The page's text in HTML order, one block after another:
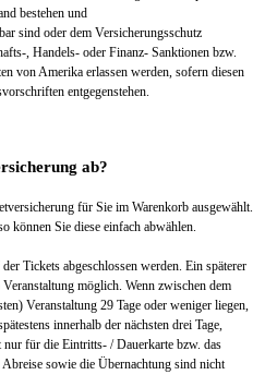
bestehen und
sind oder dem Versicherungsschutz
, Handels- oder Finanz- Sanktionen bzw.
von Amerika erlassen werden, sofern diesen
entgegenstehen.
ab?
für Sie im Warenkorb ausgewählt.
können Sie diese einfach abwählen.
Tickets abgeschlossen werden. Ein späterer
möglich. Wenn zwischen dem
Veranstaltung 29 Tage oder weniger liegen,
innerhalb der nächsten drei Tage,
für die Eintritts- / Dauerkarte bzw. das
sowie die Übernachtung sind nicht